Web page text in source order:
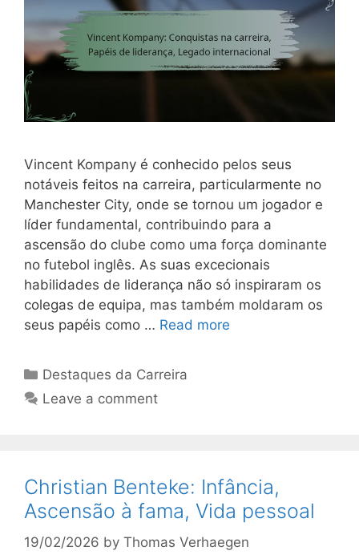
Vincent Kompany é conhecido pelos seus
notáveis feitos na carreira, particularmente no
Manchester City, onde se tornou um jogador e
líder fundamental, contribuindo para a
ascensão do clube como uma força dominante
no futebol inglês. As suas excecionais
habilidades de liderança não só inspiraram os
colegas de equipa, mas também moldaram os
seus papéis como … Read more
Categories
Destaques da Carreira
Leave a comment
Christian Benteke: Infância,
Ascensão à fama, Vida pessoal
19/02/2026 by Thomas Verhaegen